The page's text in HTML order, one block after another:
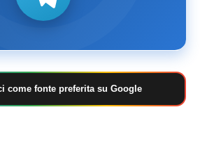
come fonte preferita su Google